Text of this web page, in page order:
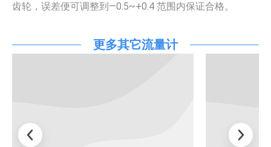
齿轮，误差便可调整到—0.5~+0.4 范围内保证合格。
更多其它流量计